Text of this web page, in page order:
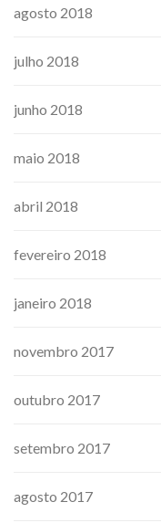
agosto 2018
julho 2018
junho 2018
maio 2018
abril 2018
fevereiro 2018
janeiro 2018
novembro 2017
outubro 2017
setembro 2017
agosto 2017